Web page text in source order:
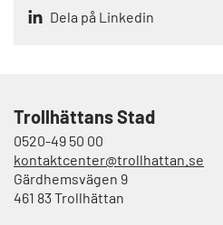
Dela på Linkedin
Trollhättans Stad
0520-49 50 00
kontaktcenter@trollhattan.se
Gärdhemsvägen 9
461 83 Trollhättan